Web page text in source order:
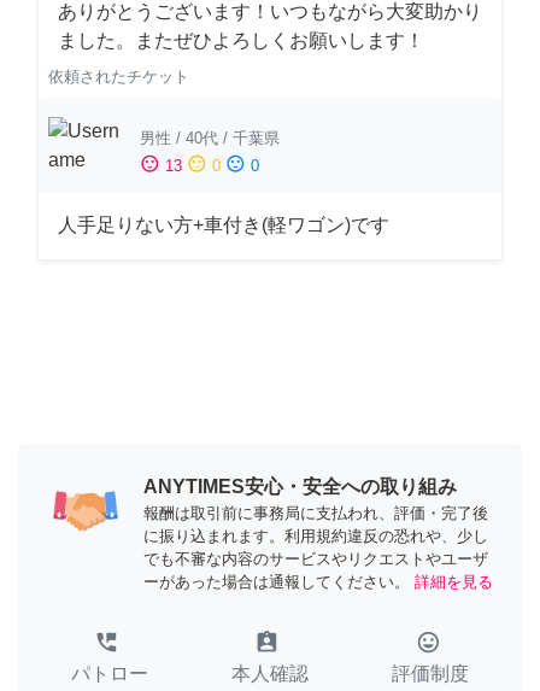
ありがとうございます！いつもながら大変助かり
ました。またぜひよろしくお願いします！
依頼されたチケット
男性 / 40代 / 千葉県
sentiment_satisfied 13 sentiment_neutral 0 sentiment_dissatisfied 0
人手足りない方+車付き(軽ワゴン)です
ANYTIMES安心・安全への取り組み
報酬は取引前に事務局に支払われ、評価・完了後
に振り込まれます。利用規約違反の恐れや、少し
でも不審な内容のサービスやリクエストやユーザ
ーがあった場合は通報してください。
詳細を見る
perm_phone_msg
パトロー
assignment_ind
本人確認
tag_faces
評価制度